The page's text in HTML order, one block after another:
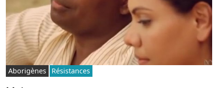
Aborigènes Résistances